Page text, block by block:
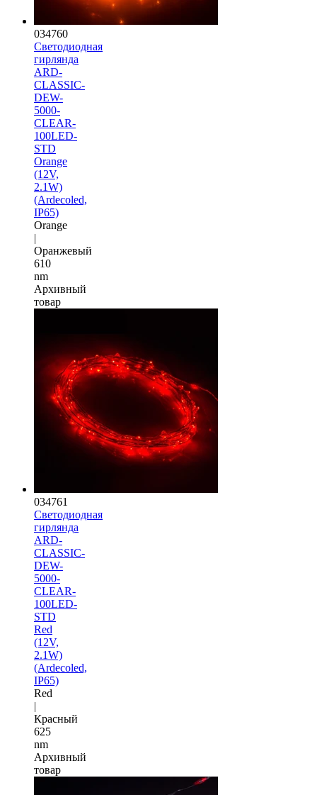
034760
Светодиодная
гирлянда
ARD-
CLASSIC-
DEW-
5000-
CLEAR-
100LED-
STD
Orange
(12V,
2.1W)
(Ardecoled,
IP65)
Orange
|
Оранжевый
610
nm
Архивный
товар
034761
Светодиодная
гирлянда
ARD-
CLASSIC-
DEW-
5000-
CLEAR-
100LED-
STD
Red
(12V,
2.1W)
(Ardecoled,
IP65)
Red
|
Красный
625
nm
Архивный
товар